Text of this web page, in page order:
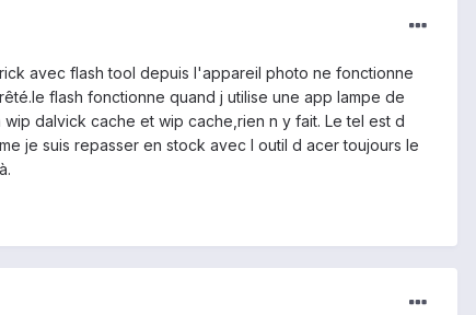
avec flash tool depuis l'appareil photo ne fonctionne
flash fonctionne quand j utilise une app lampe de
dalvick cache et wip cache,rien n y fait. Le tel est d
je suis repasser en stock avec l outil d acer toujours le